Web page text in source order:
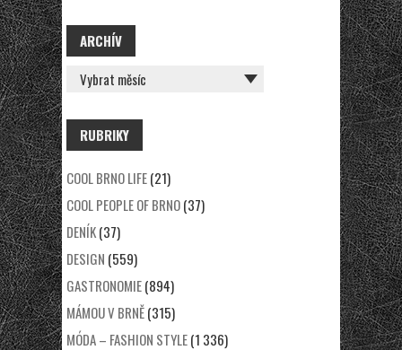
ARCHÍV
ARCHÍV
RUBRIKY
COOL BRNO LIFE(21)
COOL PEOPLE OF BRNO(37)
DENÍK(37)
DESIGN (559)
GASTRONOMIE(894)
MÁMOU V BRNĚ(315)
MÓDA – FASHION STYLE(1 336)